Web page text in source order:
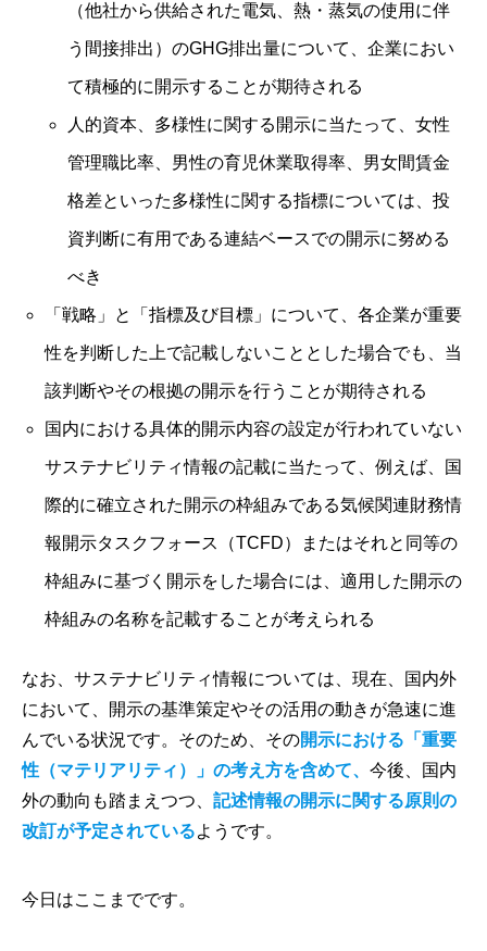
（他社から供給された電気、熱・蒸気の使用に伴
う間接排出）のGHG排出量について、企業におい
て積極的に開示することが期待される
人的資本、多様性に関する開示に当たって、女性
管理職比率、男性の育児休業取得率、男女間賃金
格差といった多様性に関する指標については、投
資判断に有用である連結ベースでの開示に努める
べき
「戦略」と「指標及び目標」について、各企業が重要
性を判断した上で記載しないこととした場合でも、当
該判断やその根拠の開示を行うことが期待される
国内における具体的開示内容の設定が行われていない
サステナビリティ情報の記載に当たって、例えば、国
際的に確立された開示の枠組みである気候関連財務情
報開示タスクフォース（TCFD）またはそれと同等の
枠組みに基づく開示をした場合には、適用した開示の
枠組みの名称を記載することが考えられる
なお、サステナビリティ情報については、現在、国内外
において、開示の基準策定やその活用の動きが急速に進
んでいる状況です。そのため、その開示における「重要
性（マテリアリティ）」の考え方を含めて、 今後、国内
外の動向も踏まえつつ、 記述情報の開示に関する原則の
改訂が予定されているようです。
今日はここまでです。